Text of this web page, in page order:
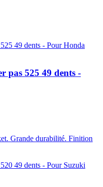
pas 525 49 dents -
Grande durabilité. Finition